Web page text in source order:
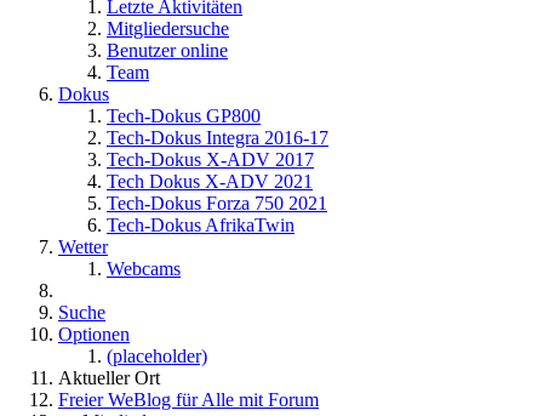
Letzte Aktivitäten
Mitgliedersuche
Benutzer online
Team
Dokus
Tech-Dokus GP800
Tech-Dokus Integra 2016-17
Tech-Dokus X-ADV 2017
Tech Dokus X-ADV 2021
Tech-Dokus Forza 750 2021
Tech-Dokus AfrikaTwin
Wetter
Webcams
Suche
Optionen
(placeholder)
Aktueller Ort
Freier WeBlog für Alle mit Forum